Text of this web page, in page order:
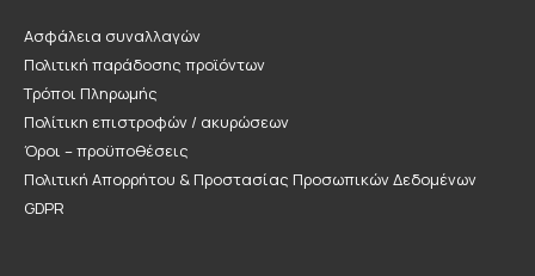
Ασφάλεια συναλλαγών
Πολιτική παράδοσης προϊόντων
Τρόποι Πληρωμής
Πολίτικη επιστροφών / ακυρώσεων
Όροι – προϋποθέσεις
Πολιτική Απορρήτου & Προστασίας Προσωπικών Δεδομένων
GDPR